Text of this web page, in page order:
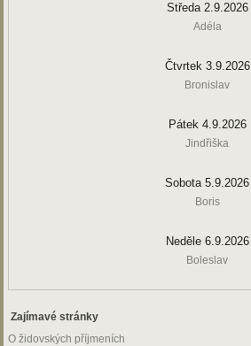
Středa 2.9.2026
Adéla
Čtvrtek 3.9.2026
Bronislav
Pátek 4.9.2026
Jindřiška
Sobota 5.9.2026
Boris
Neděle 6.9.2026
Boleslav
Zajímavé stránky
O židovských příjmeních